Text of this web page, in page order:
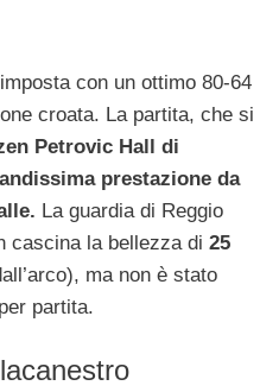
con un ottimo 80-64
croata. La partita, che si
Petrovic Hall di
prestazione da
La guardia di Reggio
cascina la bellezza di 25
ma non è stato
partita.